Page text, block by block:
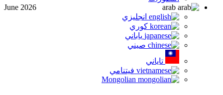
arab
انجليزي
كوري
ياباني
صيني
تاياني
فيتنامي
Mongolian
June 2026